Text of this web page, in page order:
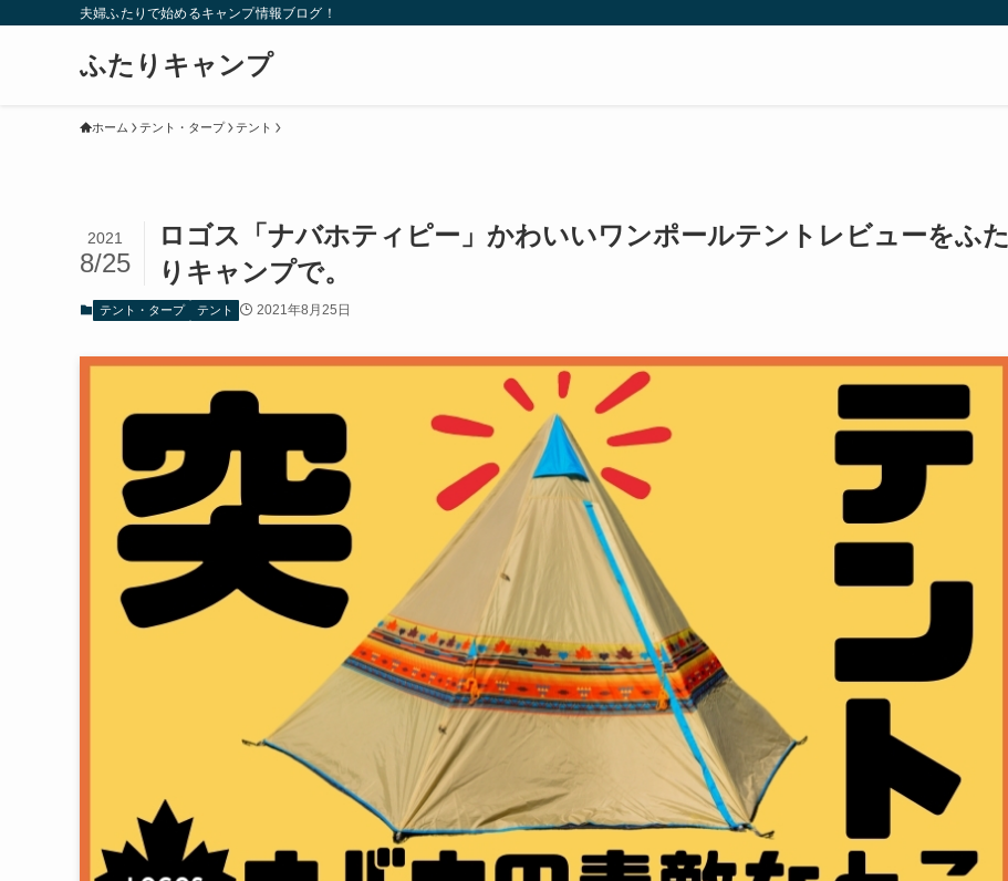
夫婦ふたりで始めるキャンプ情報ブログ！
ふたりキャンプ
ホーム テント・タープ テント
ロゴス「ナバホティピー」かわいいワンポールテントレビューをふた
りキャンプで。
2021
8/25
テント・タープ テント 2021年8月25日